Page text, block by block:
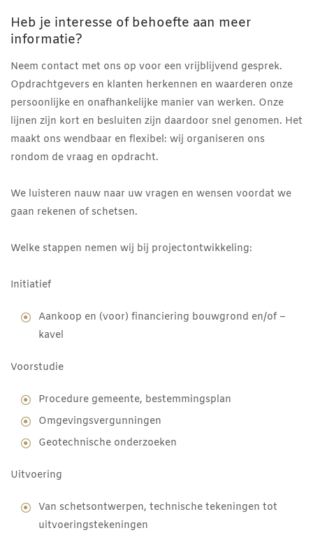
Heb je interesse of behoefte aan meer
informatie?
Neem contact met ons op voor een vrijblijvend gesprek.
Opdrachtgevers en klanten herkennen en waarderen onze
persoonlijke en onafhankelijke manier van werken. Onze
lijnen zijn kort en besluiten zijn daardoor snel genomen. Het
maakt ons wendbaar en flexibel: wij organiseren ons
rondom de vraag en opdracht.
We luisteren nauw naar uw vragen en wensen voordat we
gaan rekenen of schetsen.
Welke stappen nemen wij bij projectontwikkeling:
Initiatief
Aankoop en (voor) financiering bouwgrond en/of –
kavel
Voorstudie
Procedure gemeente, bestemmingsplan
Omgevingsvergunningen
Geotechnische onderzoeken
Uitvoering
Van schetsontwerpen, technische tekeningen tot
uitvoeringstekeningen